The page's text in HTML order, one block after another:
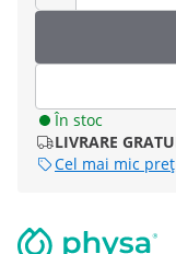
În stoc
LIVRARE
Cel mai mic